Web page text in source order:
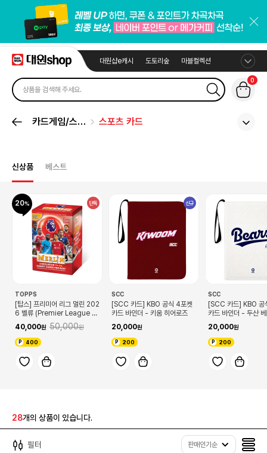
대원샵e캐시 도토리숲 마블컬렉션
0
카드게임/스포
스포츠 카드
신상품 베스트
20 단독
TOPPS
[탑스] 프리미어 리그 멀린 202
6 벨류 (Premier League M
erlin 2026 Value)
40,000 50,000
400
신규
SCC
[SCC 카드] KBO 공식 4포켓
카드 바인더 - 키움 히어로즈
20,000
200
SCC
[SCC 카드] KBO 공
카드 바인더 - 두산
20,000
200
28개의 상품이 있습니다.
필터 판매인기순